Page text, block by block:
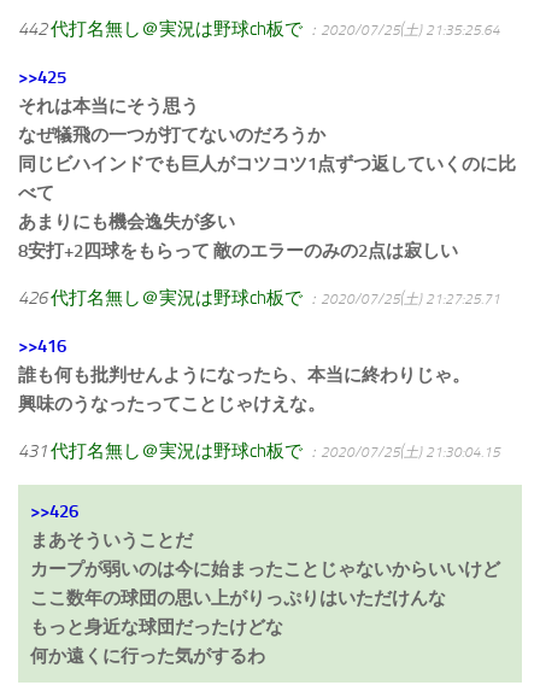
442代打名無し＠実況は野球ch板で ：2020/07/25(土) 21:35:25.64
>>425
それは本当にそう思う
なぜ犠飛の一つが打てないのだろうか
同じビハインドでも巨人がコツコツ1点ずつ返していくのに比
べて
あまりにも機会逸失が多い
8安打+2四球をもらって 敵のエラーのみの2点は寂しい
426代打名無し＠実況は野球ch板で ：2020/07/25(土) 21:27:25.71
>>416
誰も何も批判せんようになったら、本当に終わりじゃ。
興味のうなったってことじゃけえな。
431代打名無し＠実況は野球ch板で ：2020/07/25(土) 21:30:04.15
>>426
まあそういうことだ
カープが弱いのは今に始まったことじゃないからいいけど
ここ数年の球団の思い上がりっぷりはいただけんな
もっと身近な球団だったけどな
何か遠くに行った気がするわ